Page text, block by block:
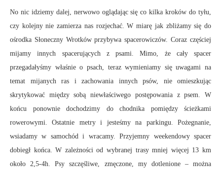
No nic idziemy dalej, nerwowo oglądając się co kilka kroków do tyłu,
czy kolejny nie zamierza nas rozjechać. W miarę jak zbliżamy się do
ośrodka Słoneczny Wrotków przybywa spacerowiczów. Coraz częściej
mijamy innych spacerujących z psami. Mimo, że cały spacer
przegadałyśmy właśnie o psach, teraz wymieniamy się uwagami na
temat mijanych ras i zachowania innych psów, nie omieszkując
skrytykować między sobą niewłaściwego postępowania z psem. W
końcu ponownie dochodzimy do chodnika pomiędzy ścieżkami
rowerowymi. Ostatnie metry i jesteśmy na parkingu. Pożegnanie,
wsiadamy w samochód i wracamy. Przyjemny weekendowy spacer
dobiegł końca. W zależności od wybranej trasy mniej więcej 13 km
około 2,5-4h. Psy szczęśliwe, zmęczone, my dotlenione – można